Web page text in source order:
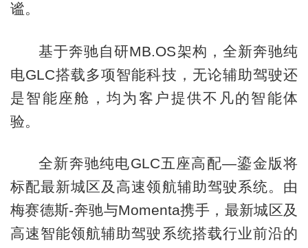
谧。
基于奔驰自研MB.OS架构，全新奔驰纯
电GLC搭载多项智能科技，无论辅助驾驶还
是智能座舱，均为客户提供不凡的智能体
验。
全新奔驰纯电GLC五座高配—鎏金版将
标配最新城区及高速领航辅助驾驶系统。由
梅赛德斯-奔驰与Momenta携手，最新城区及
高速智能领航辅助驾驶系统搭载行业前沿的